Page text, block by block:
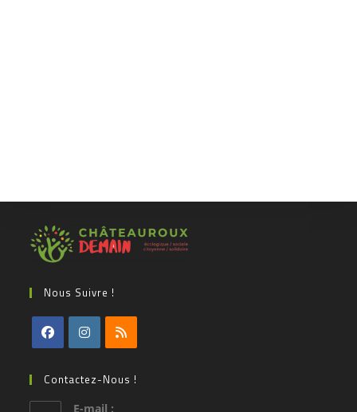
Nous Suivre !
Contactez-Nous !
E-mail :